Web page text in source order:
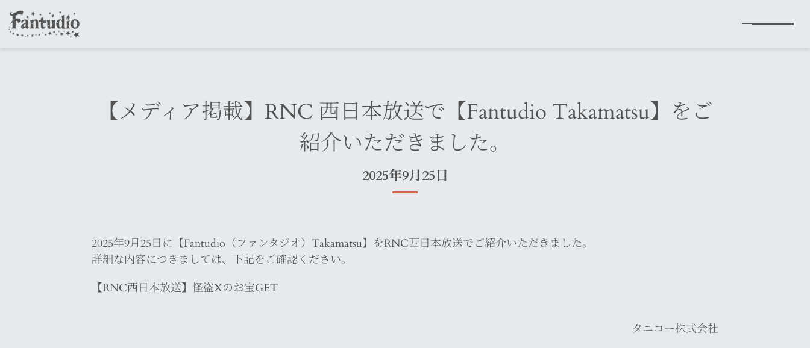
【メディア掲載】RNC 西日本放送で【Fantudio Takamatsu】をご
紹介いただきました。
2025年9月25日
2025年9月25日に【Fantudio（ファンタジオ）Takamatsu】をRNC西日本放送でご紹介いただきました。
詳細な内容につきましては、下記をご確認ください。
【RNC西日本放送】怪盗Xのお宝GET
タニコー株式会社